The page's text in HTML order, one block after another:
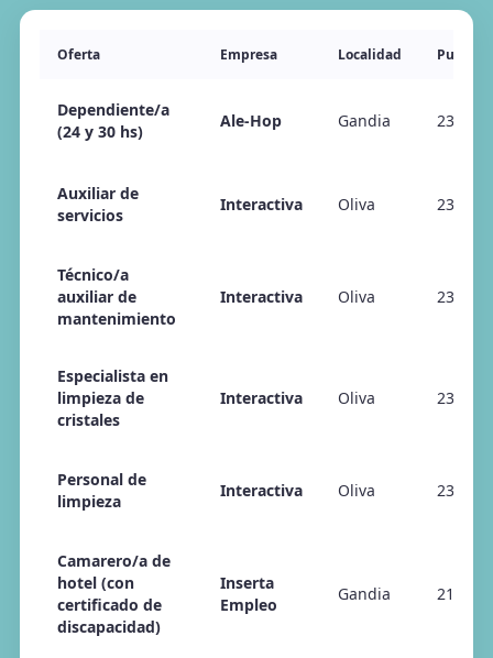
Oferta Empresa Localidad
Dependiente/a
(24 y 30 hs)
Ale-Hop Gandia 23/04/
Auxiliar de
servicios
Interactiva Oliva 23/04/
Técnico/a
auxiliar de
mantenimiento
Interactiva Oliva 23/04/
Especialista en
limpieza de
cristales
Interactiva Oliva 23/04/
Personal de
limpieza
Interactiva Oliva 23/04/
Camarero/a de
hotel (con
certificado de
discapacidad)
Inserta
Empleo
Gandia 21/04/